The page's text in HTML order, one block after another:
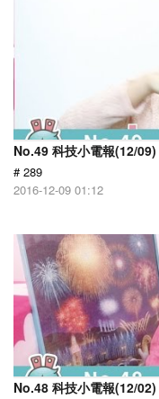
No.49 科技小電報(12/09)
# 289
2016-12-09 01:12
No.48 科技小電報(12/02)